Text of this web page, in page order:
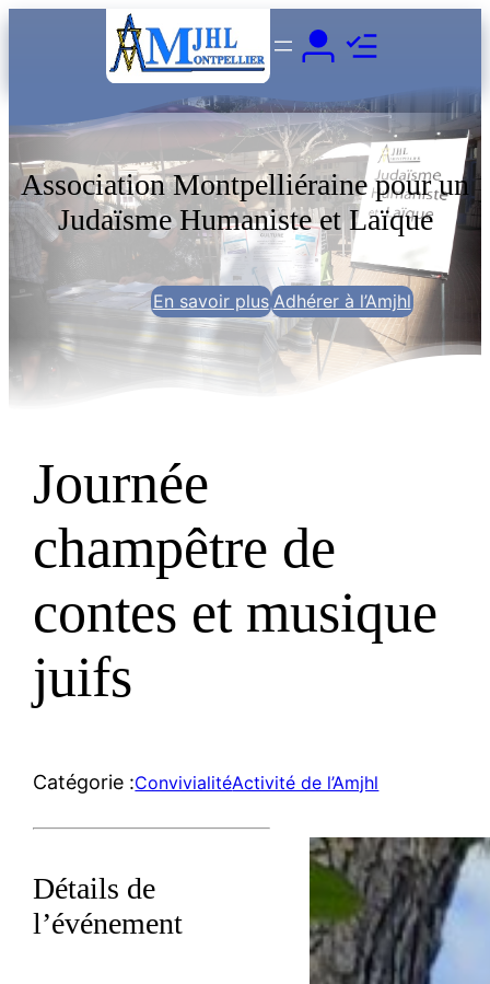
Association Montpelliéraine pour un
Judaïsme Humaniste et Laïque
En savoir plus Adhérer à l’Amjhl
Journée
champêtre de
contes et musique
juifs
Catégorie :ConvivialitéActivité de l’Amjhl
Détails de
l’événement